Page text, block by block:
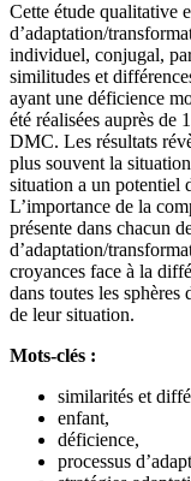
Cette étude qualitative
d’adaptation/
individuel, conjugal,
similitudes et
ayant une déficience
été réalisées auprès de
DMC. Les résultats
plus souvent la
situation a un potentiel
L’importance de la
présente dans chacun
d’adaptation/
croyances face à la
dans toutes les
de leur situation.
Mots-clés :
similarités et
enfant,
déficience,
processus